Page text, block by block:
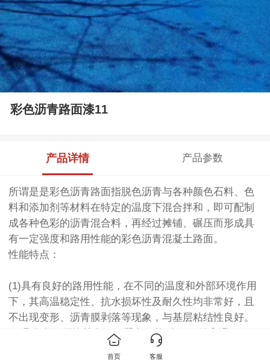
彩色沥青路面漆11
产品详情 产品参数
所谓是是彩色沥青路面指脱色沥青与各种颜色石料、色
料和添加剂等材料在特定的温度下混合拌和，即可配制
成各种色彩的沥青混合料，再经过摊铺、碾压而形成具
有一定强度和路用性能的彩色沥青混凝土路面。
性能特点：
(1)具有良好的路用性能，在不同的温度和外部环境作用
下，其高温稳定性、抗水损坏性及耐久性均非常好，且
不出现变形、沥青膜剥落等现象，与基层粘结性良好。
(2)具有色泽鲜艳持久、不褪色、能耐77℃ 的高温
和-23℃的低温，维护方便。
首页 客服